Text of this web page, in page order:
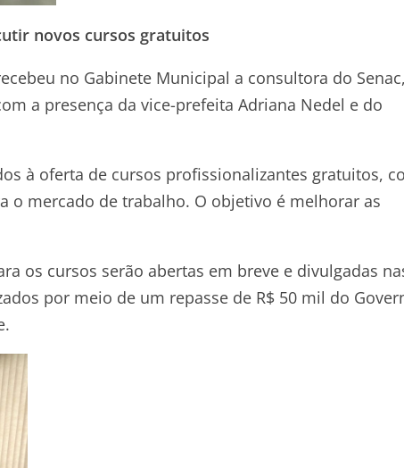
novos cursos gratuitos
no Gabinete Municipal a consultora do Senac,
a presença da vice-prefeita Adriana Nedel e do
à oferta de cursos profissionalizantes gratuitos,
o mercado de trabalho. O objetivo é melhorar as
os cursos serão abertas em breve e divulgadas
por meio de um repasse de R$ 50 mil do